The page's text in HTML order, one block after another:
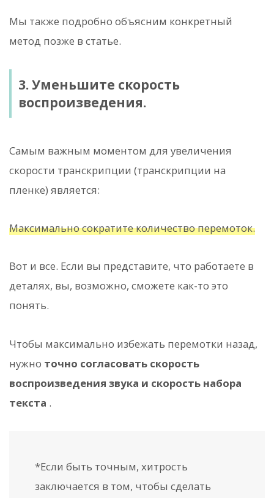
Мы также подробно объясним конкретный
метод позже в статье.
3. Уменьшите скорость
воспроизведения.
Самым важным моментом для увеличения
скорости транскрипции (транскрипции на
пленке) является:
Максимально сократите количество перемоток.
Вот и все. Если вы представите, что работаете в
деталях, вы, возможно, сможете как-то это
понять.
Чтобы максимально избежать перемотки назад,
нужно точно согласовать скорость
воспроизведения звука и скорость набора
текста .
*Если быть точным, хитрость
заключается в том, чтобы сделать